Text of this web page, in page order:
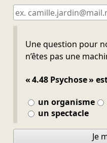
Une question pour
n’êtes pas une
« 4.48 Psychose »
un organisme
un spectacle
Ne pas remplir
Je